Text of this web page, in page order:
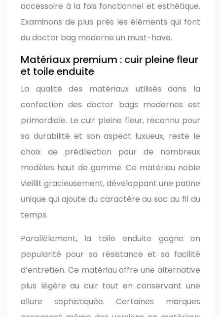
accessoire à la fois fonctionnel et esthétique.
Examinons de plus près les éléments qui font
du doctor bag moderne un must-have.
Matériaux premium : cuir pleine fleur
et toile enduite
La qualité des matériaux utilisés dans la
confection des doctor bags modernes est
primordiale. Le cuir pleine fleur, reconnu pour
sa durabilité et son aspect luxueux, reste le
choix de prédilection pour de nombreux
modèles haut de gamme. Ce matériau noble
vieillit gracieusement, développant une patine
unique qui ajoute du caractère au sac au fil du
temps.
Parallèlement, la toile enduite gagne en
popularité pour sa résistance et sa facilité
d’entretien. Ce matériau offre une alternative
plus légère au cuir tout en conservant une
allure sophistiquée. Certaines marques